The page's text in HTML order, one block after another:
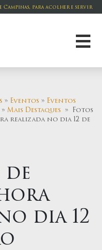
para acolher e servir
» Eventos » Eventos
» Mais Destaques » Fotos
realizada no dia 12 de
dia 12